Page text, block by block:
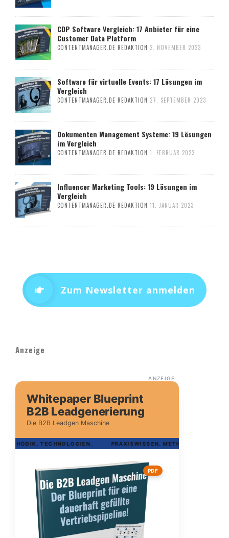
CDP Software Vergleich: 17 Anbieter für eine
Customer Data Platform
CONTENTMANAGER.DE REDAKTION 2. NOVEMBER 2023
Software für virtuelle Events: 17 Lösungen im
Vergleich
CONTENTMANAGER.DE REDAKTION 27. SEPTEMBER 2023
Dokumenten Management Systeme: 19 Lösungen
im Vergleich
CONTENTMANAGER.DE REDAKTION 1. FEBRUAR 2023
Influencer Marketing Tools: 19 Lösungen im
Vergleich
CONTENTMANAGER.DE REDAKTION 11. JANUAR 2023
Zum Newsletter anmelden
Anzeige